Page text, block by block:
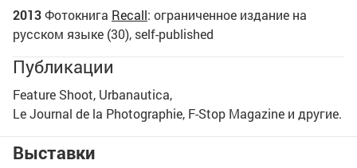
2013Фотокнига Recall: ограниченное издание на
русском языке (30), self-published
Публикации
Feature Shoot, Urbanautica,
Le Journal de la Photographie, F-Stop Magazine и другие.
Выставки